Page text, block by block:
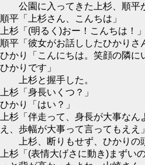
公園に入ってきた上杉、順平が
順平「上杉さん、こんちは」
上杉「(明るく)おー！こんちは！」
順平「彼女がお話ししたひかりさ
ひかり「こんにちは。笑顔の隣に
ひかりです」
上杉と握手した。
上杉「身長いくつ？」
ひかり「はい？」
上杉「伴走って、身長が大事な
え、歩幅が大事って言ってもええ」
上杉、断りもせず、ひかりの頭
上杉「(表情大げさに動き)まずい